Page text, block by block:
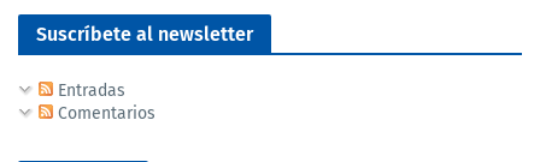
Suscríbete al newsletter
Entradas
Comentarios